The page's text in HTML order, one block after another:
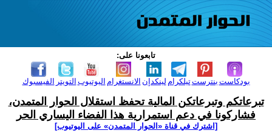
تابعونا على:
الفيسبوك التويتر اليوتيوب الانستغرام لينكدإن تيلكرامبنترست بودكاست
تبرعاتكم وتبرعاتكن المالية تحفظ استقلال الحوار المتمدن،
فشاركونا في دعم استمرارية هذا الفضاء اليساري الحر
[اشترك في قناة ‫«الحوار المتمدن» على اليوتيوب]